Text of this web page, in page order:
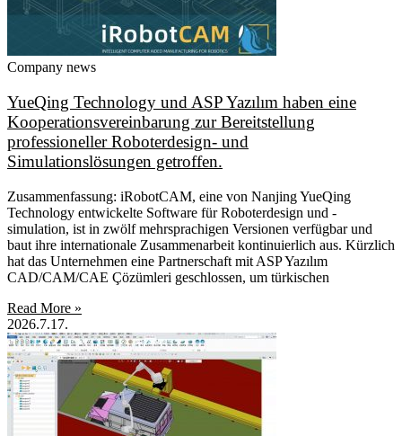
Company news
YueQing Technology und ASP Yazılım haben eine
Kooperationsvereinbarung zur Bereitstellung
professioneller Roboterdesign- und
Simulationslösungen getroffen.
Zusammenfassung: iRobotCAM, eine von Nanjing YueQing
Technology entwickelte Software für Roboterdesign und -
simulation, ist in zwölf mehrsprachigen Versionen verfügbar und
baut ihre internationale Zusammenarbeit kontinuierlich aus. Kürzlich
hat das Unternehmen eine Partnerschaft mit ASP Yazılım
CAD/CAM/CAE Çözümleri geschlossen, um türkischen
Read More »
2026.7.17.